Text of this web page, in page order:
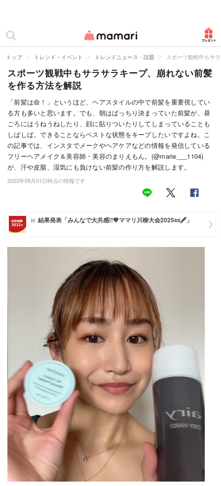
ママリ
カテゴリー一覧
妊娠
出産
赤ちゃん・育児
子育て・家族
病院
住まい
トップ トレンド・イベント トレンドニュース・話題 スポーツ観戦中もサ
スポーツ観戦中もサラサラキープ、崩れない前髪
を作る方法を解説
「前髪は命！」というほど、ヘアスタイルの中で前髪を重要視してい
る方も多いと思います。でも、朝はばっちり決まっていた前髪が、昼
ごろにはうねうねしたり、顔に貼りついたりしてしまっていることも
しばしば。できることならベストな状態をキープしたいですよね。こ
の記事では、インスタでメークやヘアケアなどの情報を発信している
フリーヘアメイク＆美容師・美容のまりえもん。(@marie___1104)
が、汗や皮脂、湿気にも負けない前髪の作り方を解説します。
2022年09月01日時点の情報です
結果発表「みんなで大共感!!💖ママリ川柳大会2025📜🖋️」